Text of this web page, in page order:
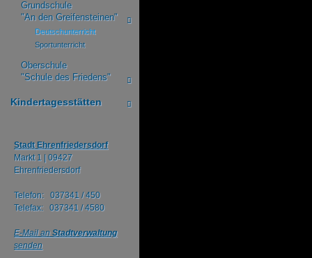
Grundschule
"An den Greifensteinen"
Deutschunterricht
Sportunterricht
Oberschule
"Schule des Friedens"
Kindertagesstätten
Stadt Ehrenfriedersdorf
Markt 1 | 09427
Ehrenfriedersdorf
Telefon: 037341 / 450
Telefax: 037341 / 4580
E-Mail an Stadtverwaltung
senden